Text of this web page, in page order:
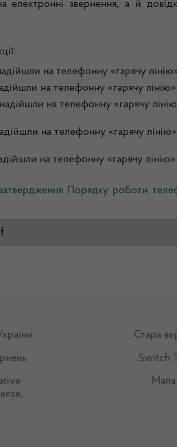
електронні звернення, а й
на телефонну «гарячу
на телефонну «гарячу
на телефонну «гарячу
на телефонну «гарячу
на телефонну «гарячу
Порядку роботи
,
Стара
Switch
Мапа